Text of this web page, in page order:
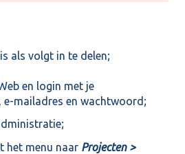
is als volgt in te delen;
en login met je
e-mailadres en wachtwoord;
het menu naar Projecten >